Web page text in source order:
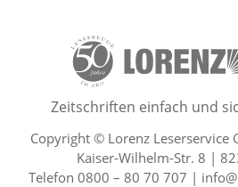
Leserservice
50
Zeitschriften einfach und
Copyright © Lorenz Leserservice
Kaiser-Wilhelm-Str. 8 |
Telefon 0800 – 80 70 707 |